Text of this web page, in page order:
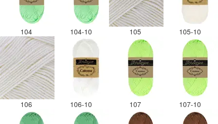
104 104-10 105 105-10
106 106-10 107 107-10